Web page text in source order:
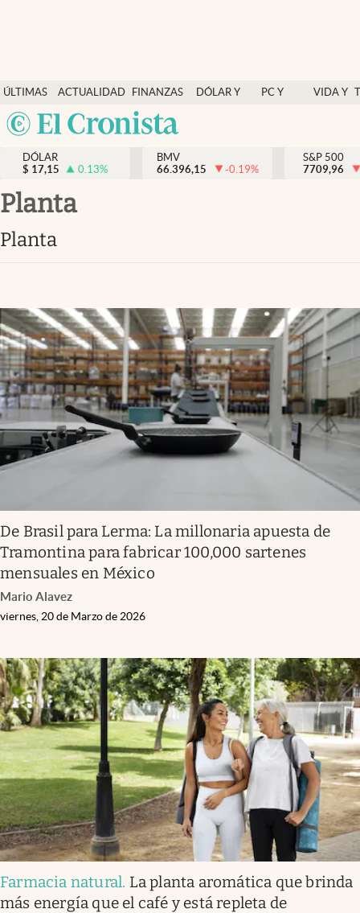
ÚLTIMAS
NOTICIAS
ACTUALIDAD
FINANZAS
Y
ECONOMÍA
DÓLAR Y
PC Y
VIDA Y
México
Actualidad
Finanzas y economía
Dólar y mercados
Opinión
Brand Strategy
Vida y estilo
Tv
Clima
Espiritualidad
Mediakit
abre en nueva pestaña
DÓLAR
$ 17,15 0.13%
BMV
66.396,15
-0.19%
S&P 500
7709,96
planta
planta
De Brasil para Lerma: La millonaria apuesta de
Tramontina para fabricar 100,000 sartenes
mensuales en México
Mario Alavez
viernes, 20 de Marzo de 2026
Farmacia natural. La planta aromática que brinda
más energía que el café y está repleta de